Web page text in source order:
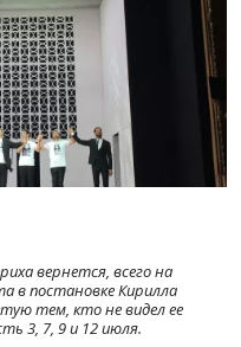
вернется, всего на
в постановке Кирилла
тем, кто не видел ее
3, 7, 9 и 12 июля.